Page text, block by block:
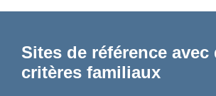
Sites de référence avec
critères familiaux